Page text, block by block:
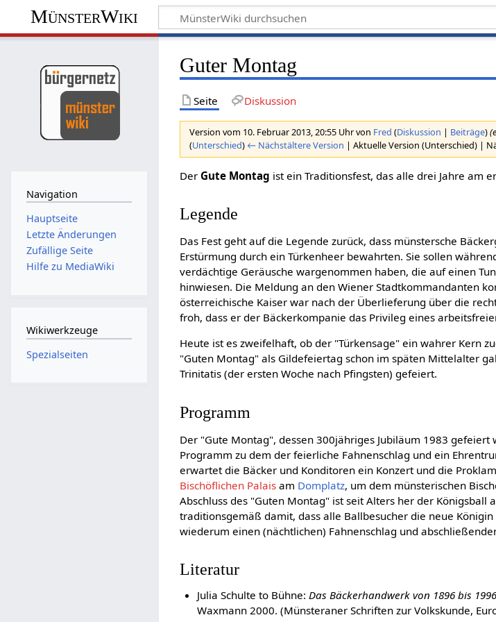
MünsterWiki
Guter Montag
Seite Diskussion
Version vom 10. Februar 2013, 20:55 Uhr von Fred (Diskussion | Beiträge)
(Unterschied) ← Nächstältere Version | Aktuelle Version (Unterschied) |
DerGute Montag ist ein Traditionsfest, das alle drei Jahre am
Legende
Das Fest geht auf die Legende zurück, dass münstersche
Erstürmung durch ein Türkenheer bewahrten. Sie sollen
verdächtige Geräusche wargenommen haben, die auf einen
hinwiesen. Die Meldung an den Wiener Stadtkommandanten
österreichische Kaiser war nach der Überlieferung über die
froh, dass er der Bäckerkompanie das Privileg eines
Heute ist es zweifelhaft, ob der "Türkensage" ein wahrer Kern
"Guten Montag" als Gildefeiertag schon im späten Mittelalter
Trinitatis (der ersten Woche nach Pfingsten) gefeiert.
Programm
Der "Gute Montag", dessen 300jähriges Jubiläum 1983
Programm zu dem der feierliche Fahnenschlag und ein
erwartet die Bäcker und Konditoren ein Konzert und die
Bischöflichen Palais am Domplatz, um dem münsterischen
Abschluss des "Guten Montag" ist seit Alters her der Königsball
traditionsgemäß damit, dass alle Ballbesucher die neue
wiederum einen (nächtlichen) Fahnenschlag und
Literatur
Julia Schulte to Bühne: Das Bäckerhandwerk von 1896 bis
Waxmann 2000. (Münsteraner Schriften zur Volkskunde,
Navigation
Hauptseite
Letzte Änderungen
Zufällige Seite
Hilfe zu MediaWiki
Wikiwerkzeuge
Spezialseiten